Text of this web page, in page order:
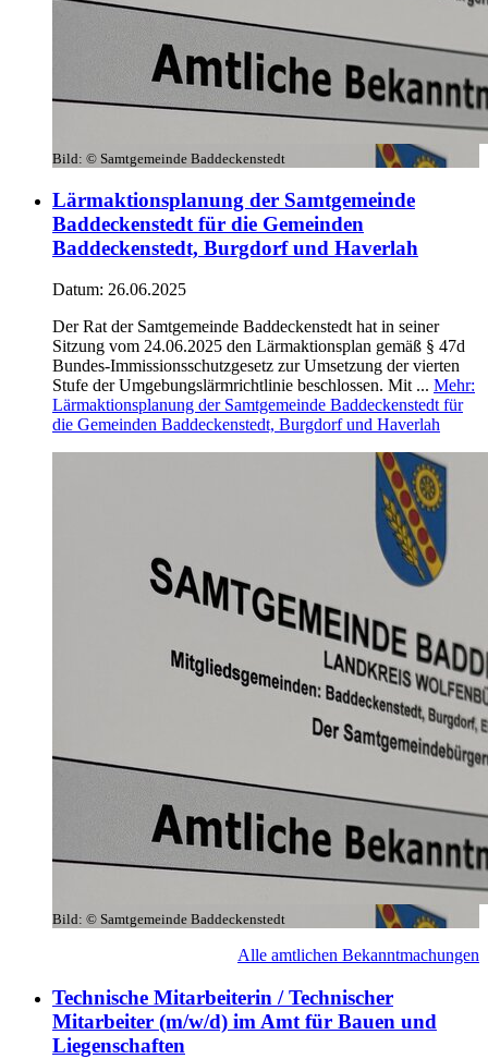
Bild: © Samtgemeinde Baddeckenstedt
Lärmaktionsplanung der Samtgemeinde
Baddeckenstedt für die Gemeinden
Baddeckenstedt, Burgdorf und Haverlah
Datum: 26.06.2025
Der Rat der Samtgemeinde Baddeckenstedt hat in seiner
Sitzung vom 24.06.2025 den Lärmaktionsplan gemäß § 47d
Bundes-Immissionsschutzgesetz zur Umsetzung der vierten
Stufe der Umgebungslärmrichtlinie beschlossen. Mit ... Mehr:
Lärmaktionsplanung der Samtgemeinde Baddeckenstedt für
die Gemeinden Baddeckenstedt, Burgdorf und Haverlah
Bild: © Samtgemeinde Baddeckenstedt
Alle amtlichen Bekanntmachungen
Technische Mitarbeiterin / Technischer
Mitarbeiter (m/w/d) im Amt für Bauen und
Liegenschaften